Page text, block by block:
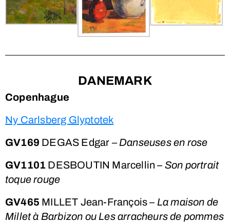
DANEMARK
Copenhague
Ny Carlsberg Glyptotek
GV169 DEGAS Edgar –Danseuses en rose
GV1101 DESBOUTIN Marcellin– Son portrait
toque rouge
GV465 MILLET Jean-François – La maison de
Millet à Barbizon ou Les arracheurs de pommes